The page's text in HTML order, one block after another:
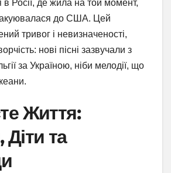
Росії, де жила на той момент,
до США. Цей
тривог і невизначеності,
нові пісні зазвучали з
за Україною, ніби мелодії, що
Життя:
та